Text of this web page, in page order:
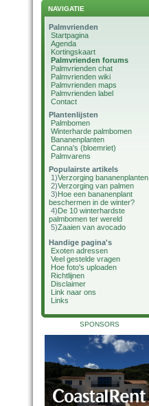
NAVIGATIE
Palmvrienden
Startpagina
Agenda
Kortingskaart
Palmvrienden forums
Palmvrienden chat
Palmvrienden wiki
Palmvrienden maps
Palmvrienden label
Contact
Plantenlijsten
Palmbomen
Winterharde palmbomen
Bananenplanten
Canna's (bloemriet)
Palmvarens
Populairste artikels
1)Verzorging bananenplanten
2)Verzorging van palmen
3)Hoe een bananenplant
beschermen in de winter?
4)De 10 winterhardste
palmbomen ter wereld
5)Zaaien van avocado
Handige pagina's
Exoten adressen
Veel gestelde vragen
Hoe foto's uploaden
Richtlijnen
Disclaimer
Link naar ons
Links
SPONSORS